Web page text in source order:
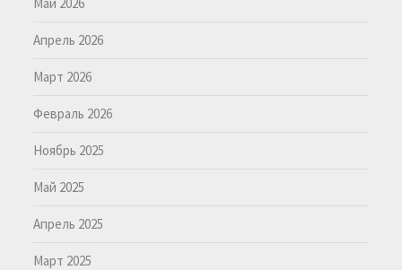
Апрель 2026
Март 2026
Февраль 2026
Ноябрь 2025
Май 2025
Апрель 2025
Март 2025